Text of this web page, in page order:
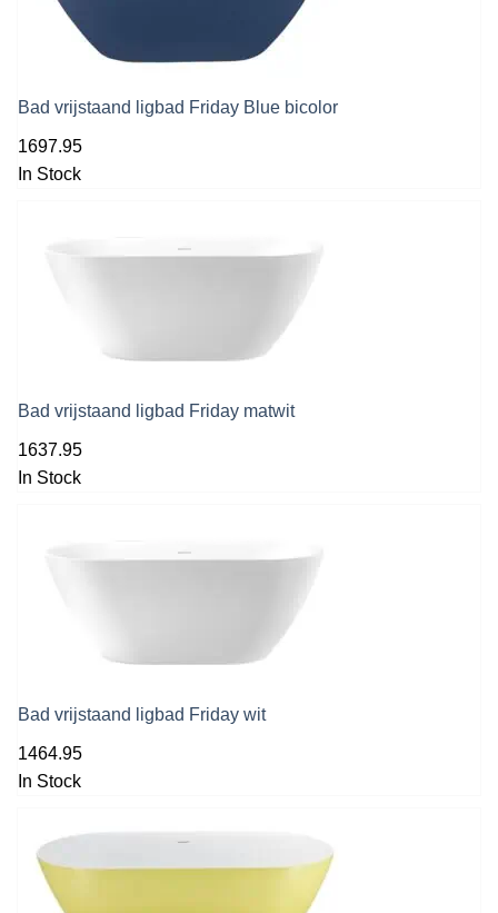
Bad vrijstaand ligbad Friday Blue bicolor
1697.95
In Stock
Bad vrijstaand ligbad Friday matwit
1637.95
In Stock
Bad vrijstaand ligbad Friday wit
1464.95
In Stock